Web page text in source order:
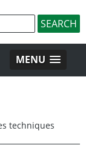
MENU
techniques